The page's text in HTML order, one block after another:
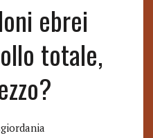
ebrei
totale,